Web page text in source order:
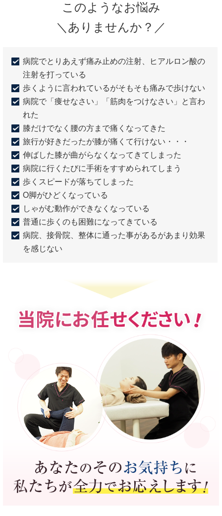
このようなお悩み
＼ありませんか？／
病院でとりあえず痛み止めの注射、ヒアルロン酸の
注射を打っている
歩くように言われているがそもそも痛みで歩けない
病院で「痩せなさい」「筋肉をつけなさい」と言わ
れた
膝だけでなく腰の方まで痛くなってきた
旅行が好きだったが膝が痛くて行けない・・・
伸ばした膝が曲がらなくなってきてしまった
病院に行くたびに手術をすすめられてしまう
歩くスピードが落ちてしまった
O脚がひどくなっている
しゃがむ動作ができなくなっている
普通に歩くのも困難になってきている
病院、接骨院、整体に通った事があるがあまり効果
を感じない